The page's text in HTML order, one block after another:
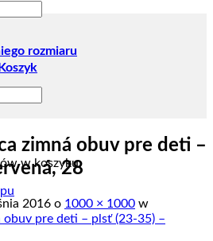
w koszyku.
rozmiaru
zimná obuv pre deti –
28
2016 o 1000 × 1000 w
obuv pre deti – plsť (23-35) –